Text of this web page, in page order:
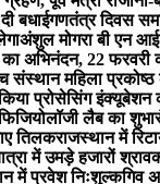
बधाईगणतंत्र दिवस
अंशुल मोगरा बी एन
अभिनंदन, 22 फरवरी
संस्थान महिला
प्रोसेसिंग इंक्यूबेशन
लैब का
तिलकराजस्थान में
में उमड़े हजारों
में प्रवेश निःशुल्कगिव